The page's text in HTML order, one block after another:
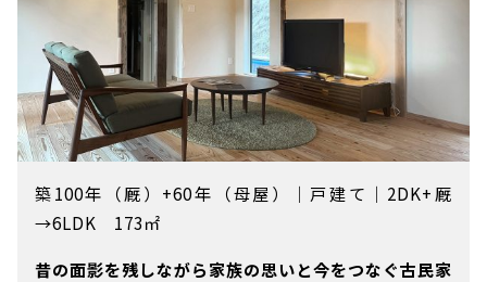
築100年（厩）+60年（母屋） ｜ 戸建て ｜ 2DK+厩
→6LDK 173㎡
昔の面影を残しながら家族の思いと今をつなぐ古民家